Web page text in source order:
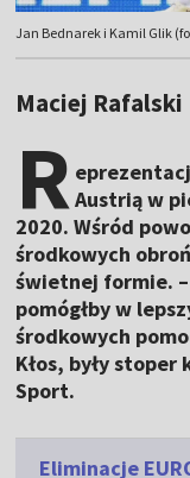
Jan Bednarek i Kamil Glik
Maciej Rafalski
RAustrią w
2020. Wśród
środkowych
świetnej formie.
pomógłby w
środkowych
Kłos, były
Sport.
Eliminacje